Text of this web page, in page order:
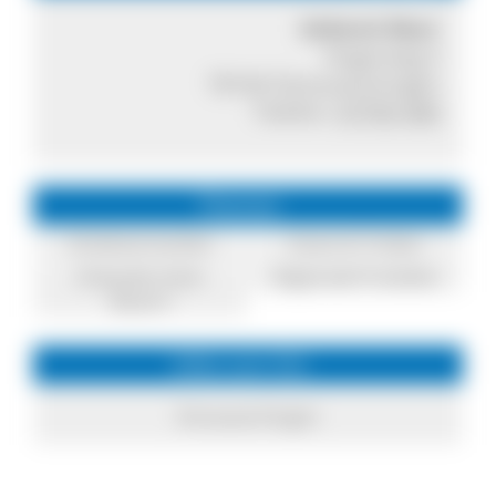
Themen
Direktvermarkter
Essen & Trinken
Infos zum Ort